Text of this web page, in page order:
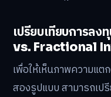
เปรียบเทียบการล
vs. Fractional
เพื่อให้เห็นภาพความแต
สองรูปแบบ สามารถเป